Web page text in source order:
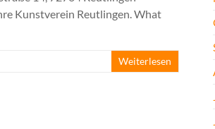
Kunstverein Reutlingen. What
Weiterlesen